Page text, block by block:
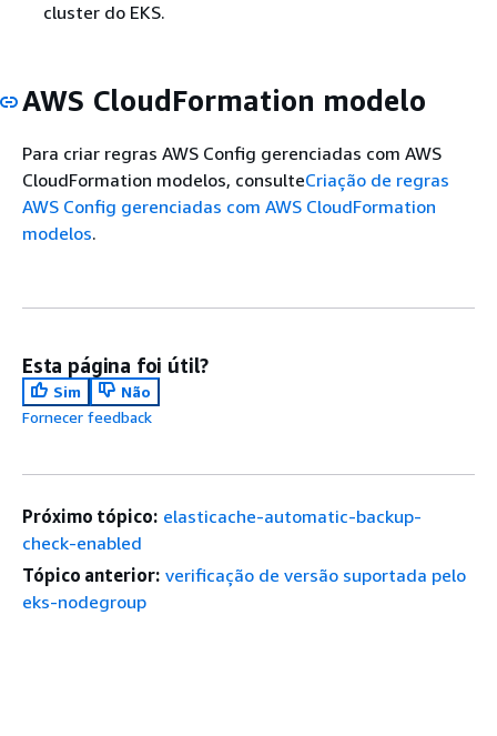
cluster do EKS.
AWS CloudFormation modelo
Para criar regras AWS Config gerenciadas com AWS
CloudFormation modelos, consulteCriação de regras
AWS Config gerenciadas com AWS CloudFormation
modelos.
Esta página foi útil?
Sim
Não
Fornecer feedback
Próximo tópico: elasticache-automatic-backup-
check-enabled
Tópico anterior: verificação de versão suportada pelo
eks-nodegroup